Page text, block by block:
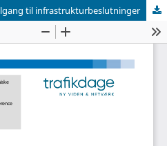
til infrastrukturbeslutninger